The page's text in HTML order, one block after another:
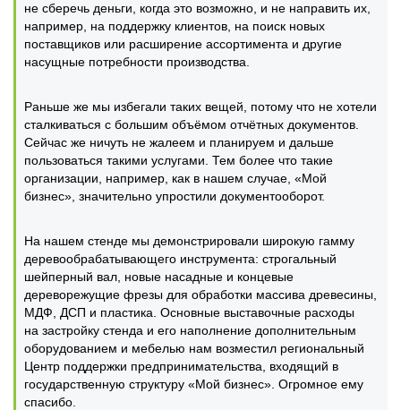
не сберечь деньги, когда это возможно, и не направить их,
например, на поддержку клиентов, на поиск новых
поставщиков или расширение ассортимента и другие
насущные потребности производства.
Раньше же мы избегали таких вещей, потому что не хотели
сталкиваться с большим объёмом отчётных документов.
Сейчас же ничуть не жалеем и планируем и дальше
пользоваться такими услугами. Тем более что такие
организации, например, как в нашем случае, «Мой
бизнес», значительно упростили документооборот.
На нашем стенде мы демонстрировали широкую гамму
деревообрабатывающего инструмента: строгальный
шейперный вал, новые насадные и концевые
дереворежущие фрезы для обработки массива древесины,
МДФ, ДСП и пластика. Основные выставочные расходы
на застройку стенда и его наполнение дополнительным
оборудованием и мебелью нам возместил региональный
Центр поддержки предпринимательства, входящий в
государственную структуру «Мой бизнес». Огромное ему
спасибо.